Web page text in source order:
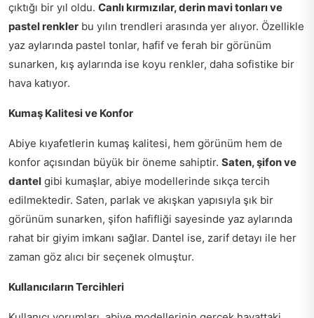
çıktığı bir yıl oldu. Canlı kırmızılar, derin mavi tonları ve
pastel renkler bu yılın trendleri arasında yer alıyor. Özellikle
yaz aylarında pastel tonlar, hafif ve ferah bir görünüm
sunarken, kış aylarında ise koyu renkler, daha sofistike bir
hava katıyor.
Kumaş Kalitesi ve Konfor
Abiye kıyafetlerin kumaş kalitesi, hem görünüm hem de
konfor açısından büyük bir öneme sahiptir. Saten, şifon ve
dantel gibi kumaşlar, abiye modellerinde sıkça tercih
edilmektedir. Saten, parlak ve akışkan yapısıyla şık bir
görünüm sunarken, şifon hafifliği sayesinde yaz aylarında
rahat bir giyim imkanı sağlar. Dantel ise, zarif detayı ile her
zaman göz alıcı bir seçenek olmuştur.
Kullanıcıların Tercihleri